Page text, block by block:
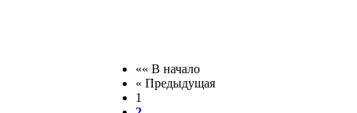
«« В начало
« Предыдущая
1